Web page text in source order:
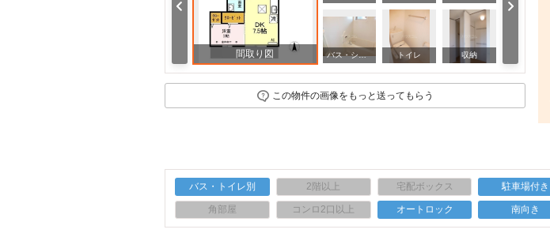
間取り図 バス・シャワールーム トイレ 収納
この物件の画像をもっと送ってもらう
バス・トイレ別 2階以上 宅配ボックス 駐車場付き
角部屋 コンロ2口以上 オートロック 南向き